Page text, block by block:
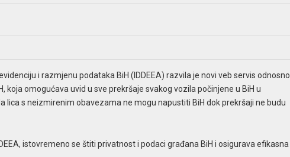
i razmjenu podataka BiH (IDDEEA) razvila je novi veb servis odnosno
koja omogućava uvid u sve prekršaje svakog vozila počinjene u BiH u
lica s neizmirenim obavezama ne mogu napustiti BiH dok prekršaji ne budu
istovremeno se štiti privatnost i podaci građana BiH i osigurava efikasna